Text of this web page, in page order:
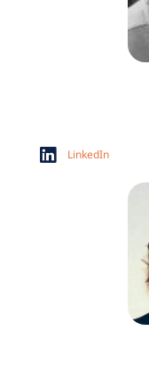
LinkedIn